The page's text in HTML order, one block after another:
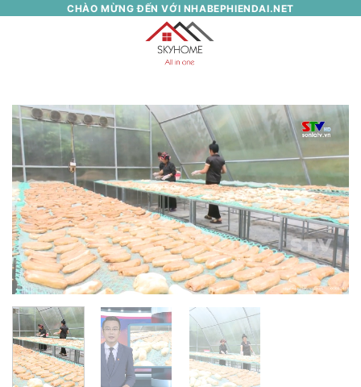
CHÀO MỪNG ĐẾN VỚI NHABEPHIENDAI.NET